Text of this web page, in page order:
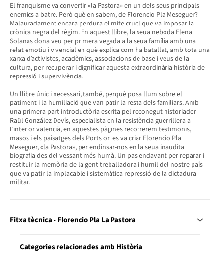
El franquisme va convertir «la Pastora» en un dels seus principals
enemics a batre. Però què en sabem, de Florencio Pla Meseguer?
Malauradament encara perdura el mite cruel que va imposar la
crònica negra del règim. En aquest llibre, la seua neboda Elena
Solanas dona veu per primera vegada a la seua família amb una
relat emotiu i vivencial en què explica com ha batallat, amb tota una
xarxa d’activistes, acadèmics, associacions de base i veus de la
cultura, per recuperar i dignificar aquesta extraordinària història de
repressió i supervivència.
Un llibre únic i necessari, també, perquè posa llum sobre el
patiment i la humiliació que van patir la resta dels familiars. Amb
una primera part introductòria escrita pel reconegut historiador
Raül González Devís, especialista en la resistència guerrillera a
l’interior valencià, en aquestes pàgines recorrerem testimonis,
masos i els paisatges dels Ports on es va criar Florencio Pla
Meseguer, «la Pastora», per endinsar-nos en la seua inaudita
biografia des del vessant més humà. Un pas endavant per reparar i
restituir la memòria de la gent treballadora i humil del nostre país
que va patir la implacable i sistemàtica repressió de la dictadura
militar.
Fitxa tècnica - Florencio Pla La Pastora
Categories relacionades amb Història